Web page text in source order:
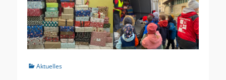
Kategorien
Aktuelles